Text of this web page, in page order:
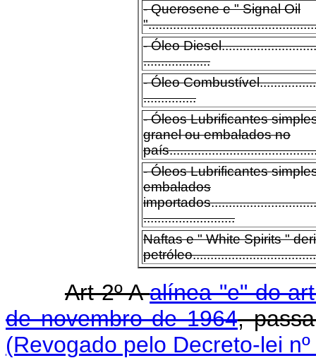
- Querosene e " Signal Oil
- Óleo
...................
- Óleo
...............
- Óleos Lubrificantes
granel ou embalados no
- Óleos Lubrificantes
embalados
..........................
Naftas e " White Spirits "
Art 2º Aalínea "e" do
de novembro de 1964,
(Revogado pelo Decreto-lei